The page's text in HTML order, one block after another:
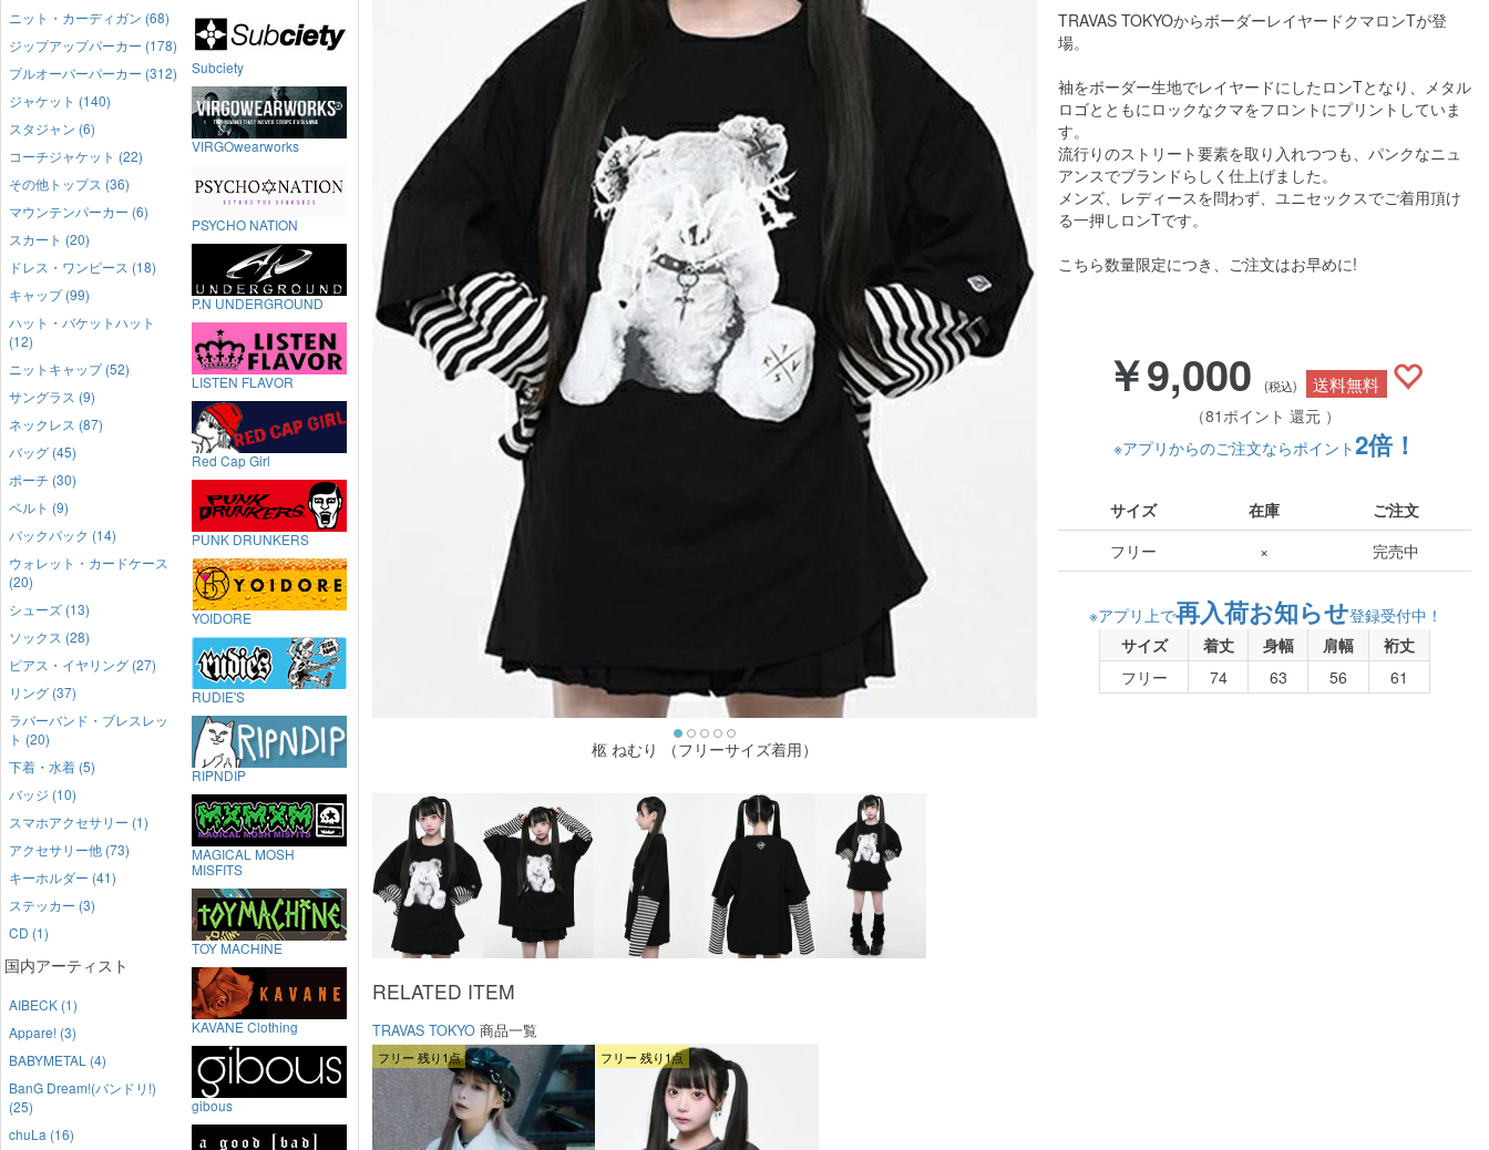
柩 ねむり （フリーサイズ着用）
TRAVAS TOKYOからボーダーレイヤードクマロンTが登
場。
袖をボーダー生地でレイヤードにしたロンTとなり、メタル
ロゴとともにロックなクマをフロントにプリントしていま
す。
流行りのストリート要素を取り入れつつも、パンクなニュ
アンスでブランドらしく仕上げました。
メンズ、レディースを問わず、ユニセックスでご着用頂け
る一押しロンTです。
こちら数量限定につき、ご注文はお早めに!
￥9,000(税込) 送料無料
（81ポイント 還元 ）
※アプリからのご注文ならポイント2倍！
サイズ 在庫
ご注文
フリー
× 完売中
※アプリ上で再入荷お知らせ登録受付中！
サイズ
着丈 身幅 肩幅
裄丈
フリー
74 63 56 61
RELATED ITEM
TRAVAS TOKYO 商品一覧
フリー 残り1点 フリー 残り1点
ニット・カーディガン (68)
ジップアップパーカー (178)
プルオーバーパーカー (312)
ジャケット (140)
スタジャン (6)
コーチジャケット (22)
その他トップス (36)
マウンテンパーカー (6)
スカート (20)
ドレス・ワンピース (18)
キャップ (99)
ハット・バケットハット
(12)
ニットキャップ (52)
サングラス (9)
ネックレス (87)
バッグ (45)
ポーチ (30)
ベルト (9)
バックパック (14)
ウォレット・カードケース
(20)
シューズ (13)
ソックス (28)
ピアス・イヤリング (27)
リング (37)
ラバーバンド・ブレスレッ
ト (20)
下着・水着 (5)
バッジ (10)
スマホアクセサリー (1)
アクセサリー他 (73)
キーホルダー (41)
ステッカー (3)
CD (1)
国内アーティスト
AIBECK (1)
Appare! (3)
BABYMETAL (4)
BanG Dream!(バンドリ!)
(25)
chuLa (16)
Subciety
VIRGOwearworks
PSYCHO NATION
P.N UNDERGROUND
LISTEN FLAVOR
Red Cap Girl
PUNK DRUNKERS
YOIDORE
RUDIE'S
RIPNDIP
MAGICAL MOSH
MISFITS
TOY MACHINE
KAVANE Clothing
gibous